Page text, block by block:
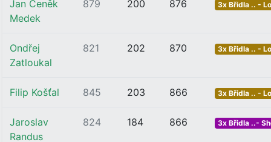
Jan Čeněk
Medek
879 200 876 3x Břidla .. -
Ondřej
Zatloukal
821 202 870 3x Břidla .. -
Filip Košťal 845 203 866 3x Břidla .. -
Jaroslav
Randus
824 184 866 3x Břidla ..-